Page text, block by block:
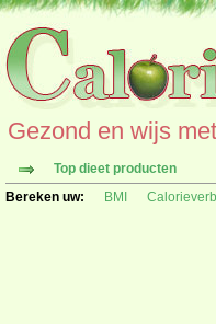
Gezond en wijs
Top dieet producten
Bereken uw:
BMI